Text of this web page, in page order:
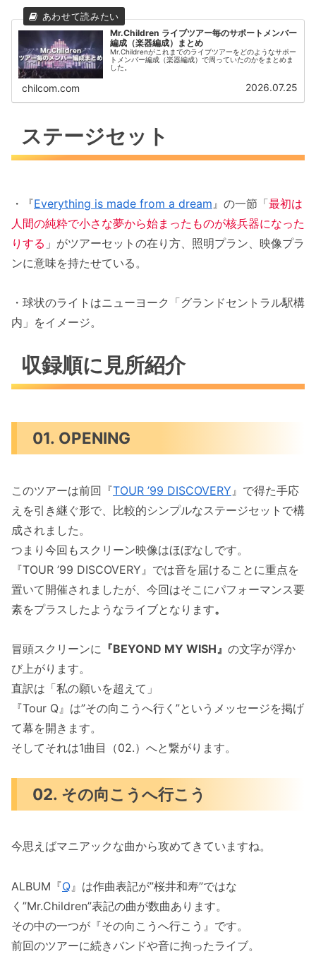
Mr.Children ライブツアー毎のサポートメンバー
編成（楽器編成）まとめ
Mr.Childrenがこれまでのライブツアーをどのようなサポー
トメンバー編成（楽器編成）で周っていたのかをまとめま
した。
chilcom.com 2026.07.25
ステージセット
・『Everything is made from a dream 』の一節「最初は
人間の純粋で小さな夢から始まったものが核兵器になった
りする 」がツアーセットの在り方、照明プラン、映像プラ
ンに意味を持たせている。
・球状のライトはニューヨーク「グランドセントラル駅構
内」をイメージ。
収録順に見所紹介
01. OPENING
このツアーは前回『TOUR ’99 DISCOVERY 』で得た手応
えを引き継ぐ形で、比較的シンプルなステージセットで構
成されました。
つまり今回もスクリーン映像はほぼなしです。
『TOUR ’99 DISCOVERY』では音を届けることに重点を
置いて開催されましたが、今回はそこにパフォーマンス要
素をプラスしたようなライブとなります。
冒頭スクリーンに 『BEYOND MY WISH』 の文字が浮か
び上がります。
直訳は「私の願いを超えて」
『Tour Q』は”その向こうへ行く”というメッセージを掲げ
て幕を開きます。
そしてそれは1曲目（02.）へと繋がります。
02. その向こうへ行こう
今思えばマニアックな曲から攻めてきていますね。
ALBUM『Q』は作曲表記が”桜井和寿”ではな
く”Mr.Children”表記の曲が数曲あります。
その中の一つが『その向こうへ行こう』です。
前回のツアーに続きバンドや音に拘ったライブ。